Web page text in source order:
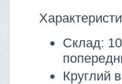
Склад:
Круглий